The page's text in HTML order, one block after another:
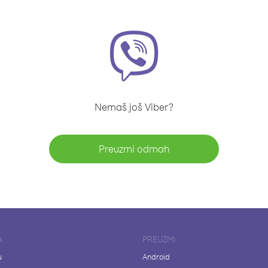
Nemaš još Viber?
Preuzmi odmah
PREUZMI
Android